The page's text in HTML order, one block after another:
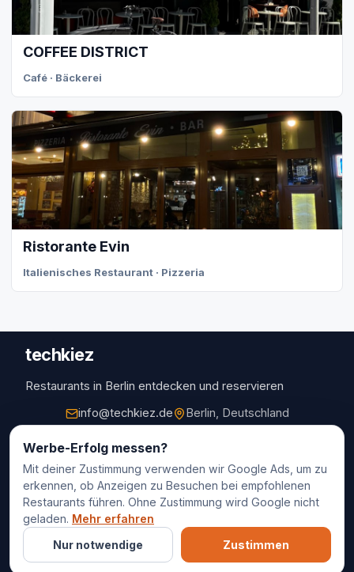
COFFEE DISTRICT
Café · Bäckerei
Ristorante Evin
Italienisches Restaurant · Pizzeria
techkiez
Restaurants in Berlin entdecken und reservieren
info@techkiez.de
Berlin, Deutschland
Restaurants
Restaurantauswahl
Für Unternehmen
Kontakt
© 2025 techkiez. Alle Rechte vorbehalten.
Werbe-Erfolg messen?
Mit deiner Zustimmung verwenden wir Google Ads, um zu
erkennen, ob Anzeigen zu Besuchen bei empfohlenen
Restaurants führen. Ohne Zustimmung wird Google nicht
geladen. Mehr erfahren
Nur notwendige
Zustimmen